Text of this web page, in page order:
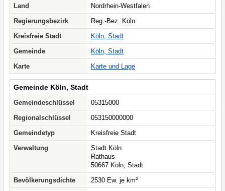
Land
Nordrhein-Westfalen
Regierungsbezirk
Reg.-Bez. Köln
Kreisfreie Stadt
Köln, Stadt
Gemeinde
Köln, Stadt
Karte
Karte und Lage
Gemeinde Köln, Stadt
Gemeindeschlüssel
05315000
Regionalschlüssel
053150000000
Gemeindetyp
Kreisfreie Stadt
Verwaltung
Stadt Köln
Rathaus
50667 Köln, Stadt
Bevölkerungsdichte
2530 Ew. je km²